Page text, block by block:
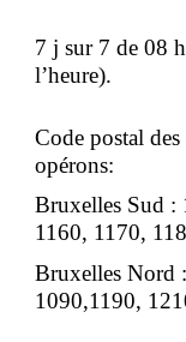
7 j sur 7 de 08
l’heure).
Code postal
opérons:
Bruxelles Sud :
1160, 1170,
Bruxelles Nord
1090,1190,